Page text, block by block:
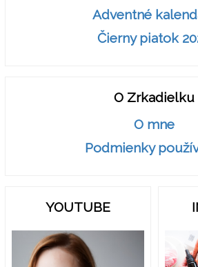
Adventné
Čierny piatok
O Zrkadielku
O mne
Podmienky
YOUTUBE